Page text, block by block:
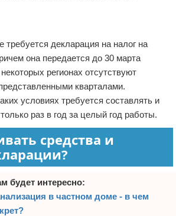
требуется декларация на налог на
она передается до 30 марта
регионах отсутствуют
кварталами.
условиях требуется составлять и
раз в год за целый год работы.
средства и
будет интересно:
в частном доме - в чем